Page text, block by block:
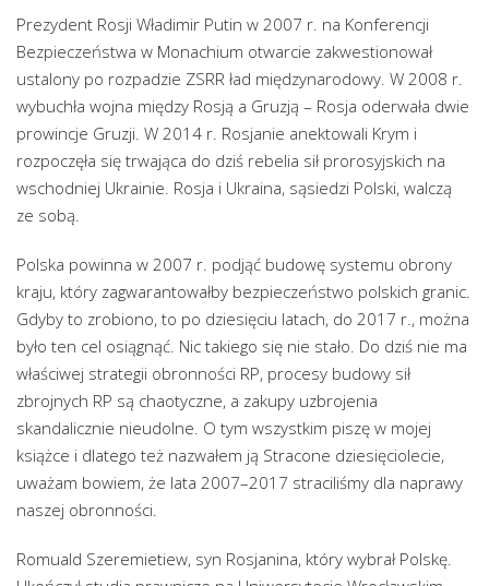
Prezydent Rosji Władimir Putin w 2007 r. na Konferencji
Bezpieczeństwa w Monachium otwarcie zakwestionował
ustalony po rozpadzie ZSRR ład międzynarodowy. W 2008 r.
wybuchła wojna między Rosją a Gruzją – Rosja oderwała dwie
prowincje Gruzji. W 2014 r. Rosjanie anektowali Krym i
rozpoczęła się trwająca do dziś rebelia sił prorosyjskich na
wschodniej Ukrainie. Rosja i Ukraina, sąsiedzi Polski, walczą
ze sobą.
Polska powinna w 2007 r. podjąć budowę systemu obrony
kraju, który zagwarantowałby bezpieczeństwo polskich granic.
Gdyby to zrobiono, to po dziesięciu latach, do 2017 r., można
było ten cel osiągnąć. Nic takiego się nie stało. Do dziś nie ma
właściwej strategii obronności RP, procesy budowy sił
zbrojnych RP są chaotyczne, a zakupy uzbrojenia
skandalicznie nieudolne. O tym wszystkim piszę w mojej
książce i dlatego też nazwałem ją Stracone dziesięciolecie,
uważam bowiem, że lata 2007–2017 straciliśmy dla naprawy
naszej obronności.
Romuald Szeremietiew, syn Rosjanina, który wybrał Polskę.